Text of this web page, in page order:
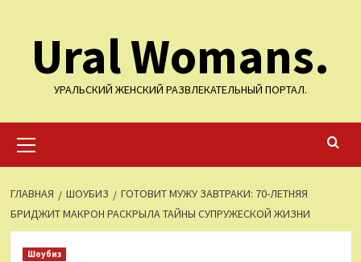
содержимому
Ural Womans.
УРАЛЬСКИЙ ЖЕНСКИЙ РАЗВЛЕКАТЕЛЬНЫЙ ПОРТАЛ.
меню
ГЛАВНАЯ ШОУБИЗ
ГОТОВИТ МУЖУ ЗАВТРАКИ: 70-ЛЕТНЯЯ
БРИДЖИТ МАКРОН РАСКРЫЛА ТАЙНЫ СУПРУЖЕСКОЙ ЖИЗНИ
Шоубиз